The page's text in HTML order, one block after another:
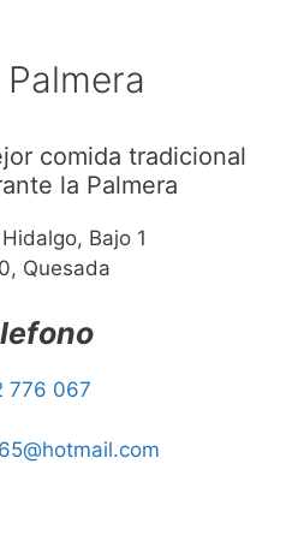
comida tradicional
la Palmera
Bajo 1
Quesada
776 067